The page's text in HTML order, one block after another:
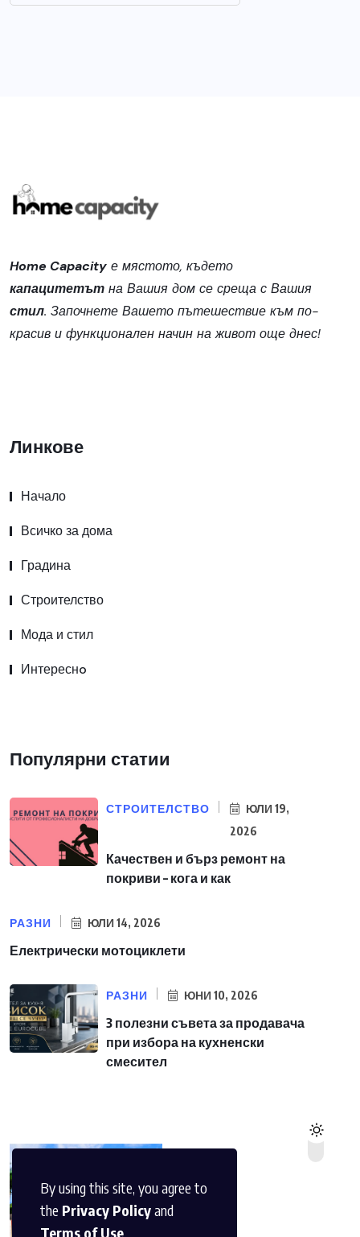
By using this site, you agree to
the Privacy Policyand
Terms of Use
Home Capacity е мястото, където
капацитетът на Вашия дом се среща с Вашия
стил. Започнете Вашето пътешествие към по-
красив и функционален начин на живот още днес!
Линкове
Начало
Всичко за дома
Градина
Строителство
Мода и стил
Интереснo
Популярни статии
СТРОИТЕЛСТВО
ЮЛИ 19,
2026
Качествен и бърз ремонт на
покриви – кога и как
РАЗНИ ЮЛИ 14, 2026
Електрически мотоциклети
РАЗНИ ЮНИ 10, 2026
3 полезни съвета за продавача
при избора на кухненски
смесител